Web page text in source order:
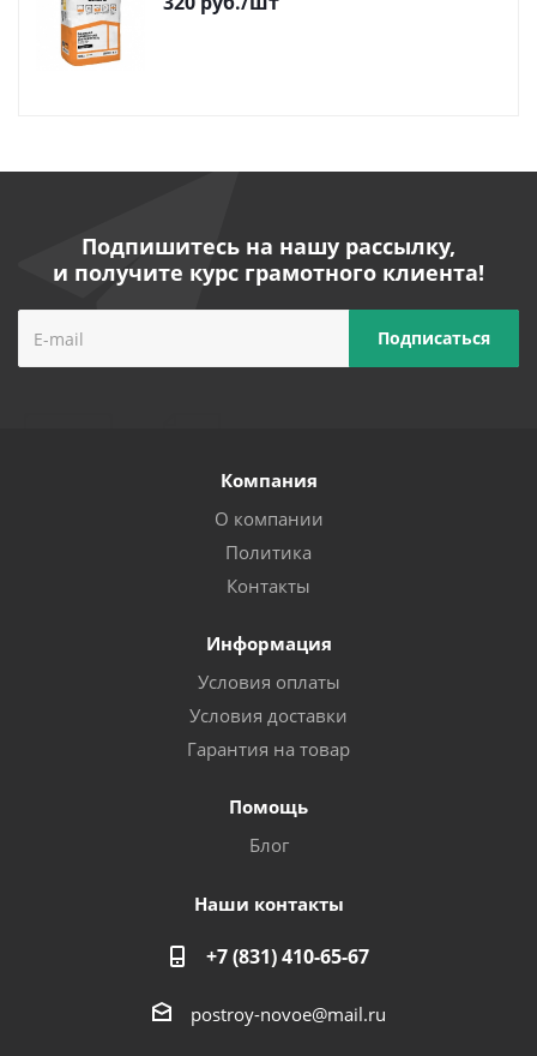
Подпишитесь на нашу рассылку,
и получите курс грамотного клиента!
Компания
О компании
Политика
Контакты
Информация
Условия оплаты
Условия доставки
Гарантия на товар
Помощь
Блог
Наши контакты
+7 (831) 410-65-67
postroy-novoe@mail.ru